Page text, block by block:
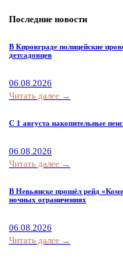
Последние новости
В Кировграде полицейские
детсадовцев
06.08.2026
Читать далее →
С 1 августа накопительные
06.08.2026
Читать далее →
В Невьянске прошёл рейд
ночных ограничениях
06.08.2026
Читать далее →